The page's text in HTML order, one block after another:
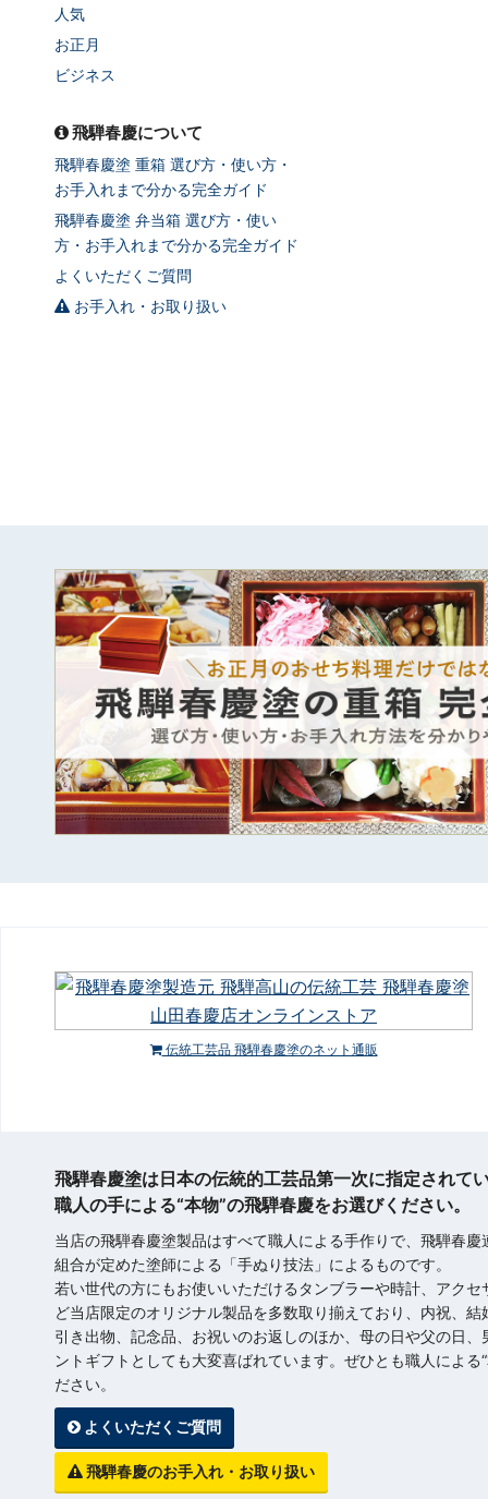
人気
お正月
ビジネス
飛騨春慶について
飛騨春慶塗 重箱 選び方・使い方・
お手入れまで分かる完全ガイド
飛騨春慶塗 弁当箱 選び方・使い
方・お手入れまで分かる完全ガイド
よくいただくご質問
お手入れ・お取り扱い
伝統工芸品 飛騨春慶塗のネット通販
飛騨春慶塗は日本の伝統的工芸品第一次に指定されて
職人の手による“本物”の飛騨春慶をお選びください。
当店の飛騨春慶塗製品はすべて職人による手作りで、飛騨春慶
組合が定めた塗師による「手ぬり技法」によるものです。
若い世代の方にもお使いいただけるタンブラーや時計、アクセ
ど当店限定のオリジナル製品を多数取り揃えており、内祝、結
引き出物、記念品、お祝いのお返しのほか、母の日や父の日
ントギフトとしても大変喜ばれています。ぜひとも職人による
ださい。
よくいただくご質問
飛騨春慶のお手入れ・お取り扱い